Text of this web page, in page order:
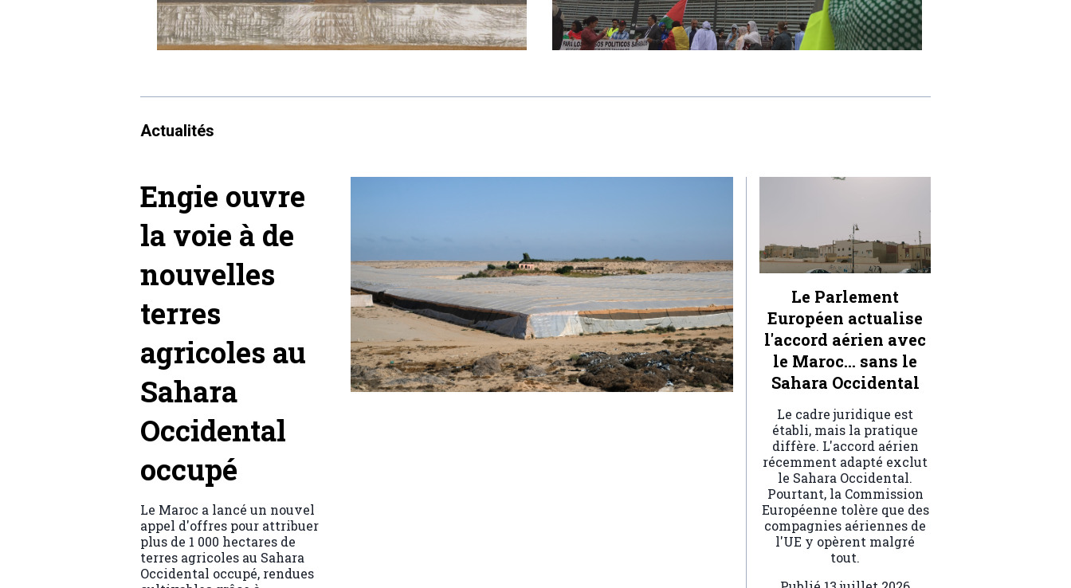
Actualités
Engie ouvre
la voie à de
nouvelles
terres
agricoles au
Sahara
Occidental
occupé
Le Maroc a lancé un nouvel
appel d'offres pour attribuer
plus de 1 000 hectares de
terres agricoles au Sahara
Occidental occupé, rendues
Le Parlement
Européen actualise
l'accord aérien avec
le Maroc… sans le
Sahara Occidental
Le cadre juridique est
établi, mais la pratique
diffère. L'accord aérien
récemment adapté exclut
le Sahara Occidental.
Pourtant, la Commission
Européenne tolère que des
compagnies aériennes de
l'UE y opèrent malgré
tout.